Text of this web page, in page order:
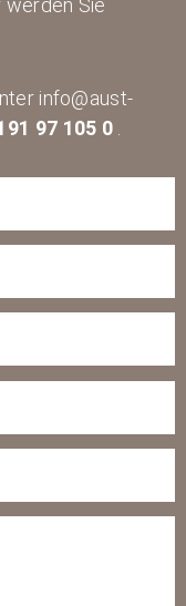
werden Sie
info@aust-
97 105 0